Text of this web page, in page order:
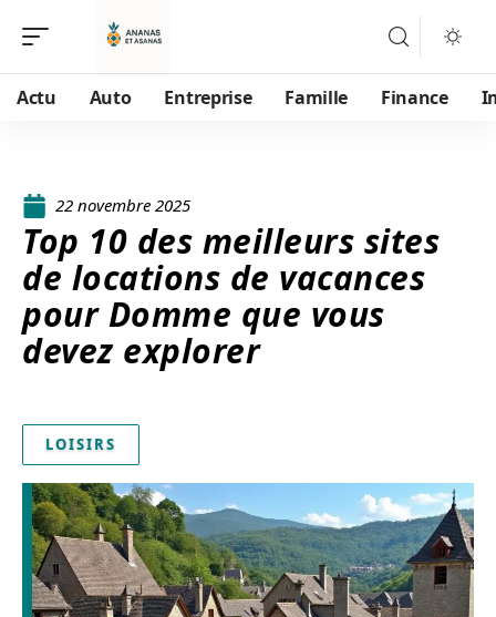
Actu Auto Entreprise Famille Finance
22 novembre 2025
Top 10 des meilleurs sites
de locations de vacances
pour Domme que vous
devez explorer
LOISIRS